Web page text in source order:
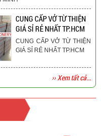
CUNG CẤP VỞ TỪ THIỆN
GIÁ SỈ RẺ NHẤT TP.HCM
CUNG CẤP VỞ TỪ THIỆN
GIÁ SỈ RẺ NHẤT TP.HCM
›› Xem tất cả...